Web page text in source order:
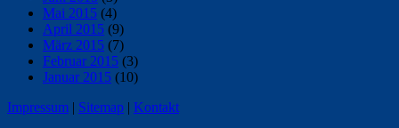
Mai 2015 (4)
April 2015 (9)
März 2015 (7)
Februar 2015 (3)
Januar 2015 (10)
Impressum | Sitemap | Kontakt